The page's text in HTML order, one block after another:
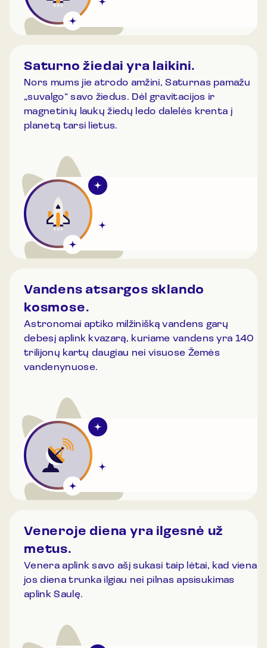
Saturno žiedai yra laikini.
Nors mums jie atrodo amžini, Saturnas pamažu
„suvalgo“ savo žiedus. Dėl gravitacijos ir
magnetinių laukų žiedų ledo dalelės krenta į
planetą tarsi lietus.
Vandens atsargos sklando
kosmose.
Astronomai aptiko milžinišką vandens garų
debesį aplink kvazarą, kuriame vandens yra 140
trilijonų kartų daugiau nei visuose Žemės
vandenynuose.
Veneroje diena yra ilgesnė už
metus.
Venera aplink savo ašį sukasi taip lėtai, kad viena
jos diena trunka ilgiau nei pilnas apsisukimas
aplink Saulę.